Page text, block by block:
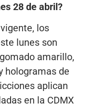
28 de abril?
los
lunes son
amarillo,
hologramas de
aplican
en la CDMX